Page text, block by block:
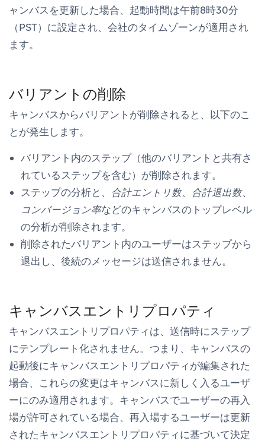
ャンバスを更新した場合、起動時間は午前8時30分
（PST）に設定され、会社のタイムゾーンが適用され
ます。
バリアントの削除
キャンバスからバリアントが削除されると、以下のこ
とが発生します。
バリアント内のステップ（他のバリアントと共有さ
れているステップを含む）が削除されます。
ステップの分析と、 合計エントリ数、 合計退出数、
コンバージョン率などのキャンバスのトップレベル
の分析が削除されます。
削除されたバリアント内のユーザーはステップから
退出し、後続のメッセージは送信されません。
キャンバスエントリプロパティ
キャンバスエントリプロパティは、送信時にステップ
にテンプレート化されません。つまり、キャンバスの
起動後にキャンバスエントリプロパティが編集された
場合、これらの変更はキャンバスに新しく入るユーザ
ーにのみ適用されます。キャンバスでユーザーの再入
場が許可されている場合、再入場するユーザーは更新
されたキャンバスエントリプロパティに基づいて決定